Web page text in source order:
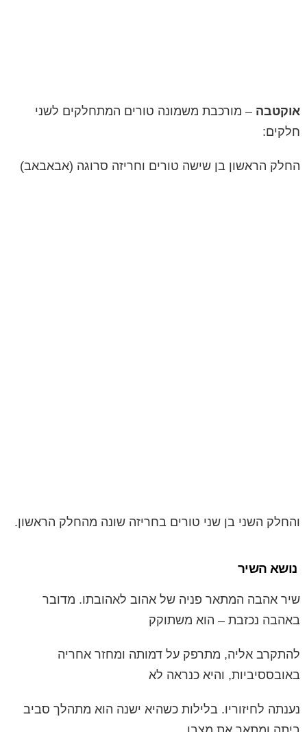
אוקטבה – מורכבת משמונה טורים המתחלקים לשני
חלקים:
החלק הראשון בן שישה טורים וחריזה סרוגה (אבאבאב)
והחלק השני בן שני טורים בחריזה שונה מהחלק הראשון.
נושא השיר
שיר אהבה המתאר פניה של אהוב לאהובתו. מדובר
באהבה נכזבת – הוא משתוקק
להתקרב אליה, מתרפק על דמותה ומחזר אחריה
באובססיביות, והיא כנראה לא
נענתה לחיזוריו. בלילות כשהיא ישנה הוא מתהלך סביב